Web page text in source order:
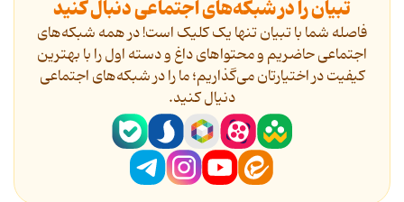
تبیان را در شبکه‌های اجتماعی دنبال کنید
فاصله شما با تبیان تنها یک کلیک است! در همه شبکه‌های
اجتماعی حاضریم و محتواهای داغ و دسته اول را با بهترین
کیفیت در اختیارتان می‌گذاریم؛ ما را در شبکه‌های اجتماعی
دنیال کنید.